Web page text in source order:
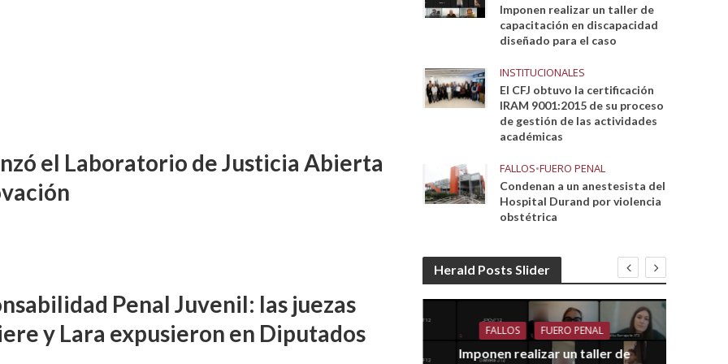
el Laboratorio de Justicia Abierta
Penal Juvenil: las juezas
y Lara expusieron en Diputados
Imponen realizar un taller de
capacitación en discapacidad
diseñado para el caso
INSTITUCIONALES
El CFJ obtuvo la certificación
IRAM 9001:2015 de su proceso
de gestión de las actividades
académicas
FALLOS•FUERO PENAL
Condenan a un anestesista del
Hospital Durand por violencia
obstétrica
Herald Posts Slider
FUERO PENAL
PROCESOS COLECTIVOS
FALLOS FUERO PENAL
Imponen realizar un taller de